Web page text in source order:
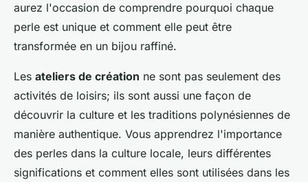
aurez l'occasion de comprendre pourquoi chaque
perle est unique et comment elle peut être
transformée en un bijou raffiné.
Les ateliers de création ne sont pas seulement des
activités de loisirs; ils sont aussi une façon de
découvrir la culture et les traditions polynésiennes de
manière authentique. Vous apprendrez l'importance
des perles dans la culture locale, leurs différentes
significations et comment elles sont utilisées dans les